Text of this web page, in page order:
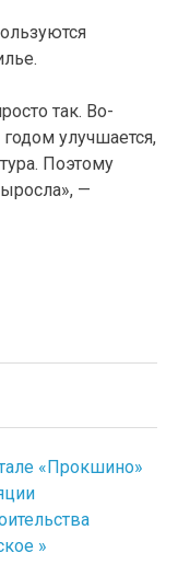
так. Во-
улучшается,
Поэтому
—
«Прокшино»
»